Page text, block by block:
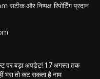
और निष्पक्ष रिपोर्टिंग प्रदान
पर बड़ा अपडेट! 17 अगस्त तक
भरा तो कट सकता है नाम